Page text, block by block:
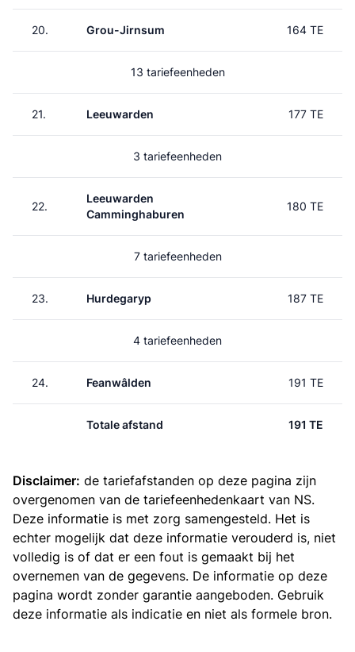
20. Grou-Jirnsum 164 TE
13 tariefeenheden
21. Leeuwarden 177 TE
3 tariefeenheden
22.
Leeuwarden
Camminghaburen
180 TE
7 tariefeenheden
23. Hurdegaryp 187 TE
4 tariefeenheden
24. Feanwâlden 191 TE
Totale afstand 191 TE
Disclaimer: de tariefafstanden op deze pagina zijn
overgenomen van de tariefeenhedenkaart van NS.
Deze informatie is met zorg samengesteld. Het is
echter mogelijk dat deze informatie verouderd is, niet
volledig is of dat er een fout is gemaakt bij het
overnemen van de gegevens. De informatie op deze
pagina wordt zonder garantie aangeboden. Gebruik
deze informatie als indicatie en niet als formele bron.